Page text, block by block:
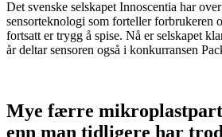
Det svenske selskapet Innoscentia har
sensorteknologi som forteller forbrukeren
fortsatt er trygg å spise. Nå er selskapet
år deltar sensoren også i konkurransen
Mye færre
enn man tidligere har